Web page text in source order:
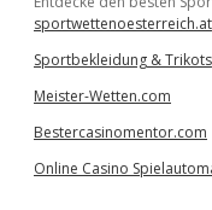
sportwettenoesterreich.at
Sportbekleidung & Trikots
Meister-Wetten.com
Bestercasinomentor.com
Online Casino